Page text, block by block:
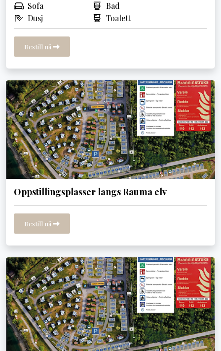
Sofa
Bad
Dusj
Toalett
Bestill nå
Oppstillingsplasser langs Rauma elv
Bestill nå